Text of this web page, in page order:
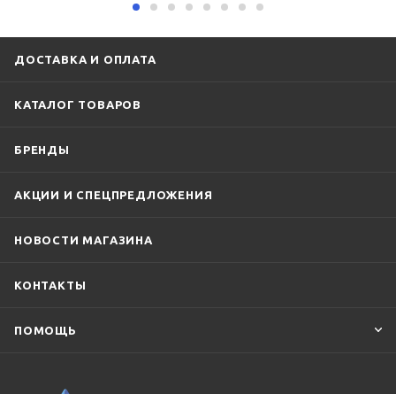
ДОСТАВКА И ОПЛАТА
КАТАЛОГ ТОВАРОВ
БРЕНДЫ
АКЦИИ И СПЕЦПРЕДЛОЖЕНИЯ
НОВОСТИ МАГАЗИНА
КОНТАКТЫ
ПОМОЩЬ